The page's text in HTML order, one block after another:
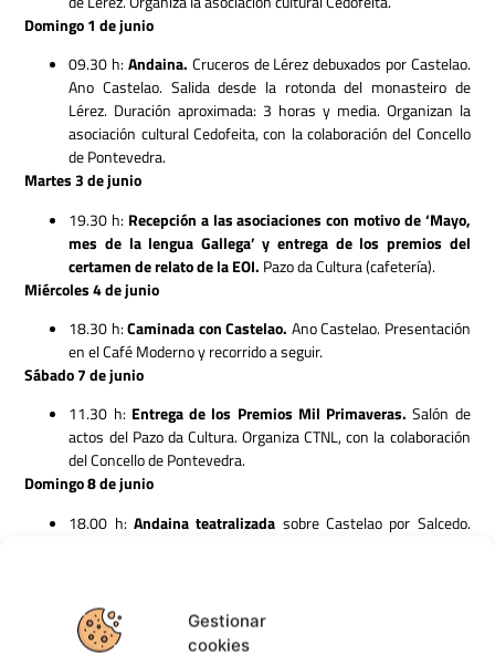
Gestionar
cookies
Domingo 1 de junio
09.30 h:Andaina. Cruceros de Lérez debuxados por Castelao.
Ano Castelao. Salida desde la rotonda del monasteiro de
Lérez. Duración aproximada: 3 horas y media. Organizan la
asociación cultural Cedofeita, con la colaboración del Concello
de Pontevedra.
Martes 3 de junio
19.30 h: Recepción a las asociaciones con motivo de ‘Mayo,
mes de la lengua Gallega’ y entrega de los premios del
certamen de relato de la EOI. Pazo da Cultura (cafetería).
Miércoles 4 de junio
18.30 h:Caminada con Castelao. Ano Castelao. Presentación
en el Café Moderno y recorrido a seguir.
Sábado 7 de junio
11.30 h: Entrega de los Premios Mil Primaveras. Salón de
actos del Pazo da Cultura. Organiza CTNL, con la colaboración
del Concello de Pontevedra.
Domingo 8 de junio
18.00 h:Andaina teatralizada sobre Castelao por Salcedo.
Cartel del programa Mayo,